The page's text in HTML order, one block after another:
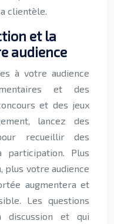
clientèle.
et la
audience
à votre audience
et des
et des jeux
lancez des
recueillir des
Plus
plus votre audience
augmentera et
Les questions
et qui